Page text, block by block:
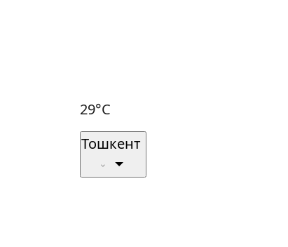
29°C
Тошкент